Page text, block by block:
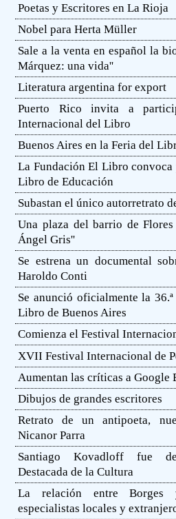
Poetas y Escritores en La Rioja
Nobel para Herta Müller
Sale a la venta en español la
Márquez: una vida''
Literatura argentina for export
Puerto Rico invita a
Internacional del Libro
Buenos Aires en la Feria del
La Fundación El Libro
Libro de Educación
Subastan el único autorretrato
Una plaza del barrio de
Ángel Gris''
Se estrena un documental
Haroldo Conti
Se anunció oficialmente la
Libro de Buenos Aires
Comienza el Festival
XVII Festival Internacional de
Aumentan las críticas a Google
Dibujos de grandes escritores
Retrato de un antipoeta,
Nicanor Parra
Santiago Kovadloff fue
Destacada de la Cultura
La relación entre Borges
especialistas locales y